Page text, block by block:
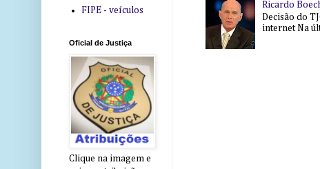
Ricardo
Decisão do
internet Na
FIPE - veículos
Oficial de Justiça
Clique na imagem e